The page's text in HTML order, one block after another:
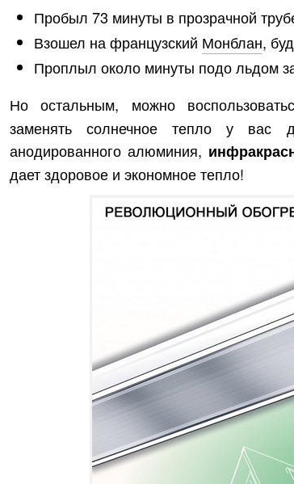
Пробыл 73 минуты в прозрачной
Взошел на французский Монблан,
Проплыл около минуты подо льдом
Но остальным, можно
заменять солнечное тепло у вас
анодированного алюминия,
дает здоровое и экономное тепло!
Киев
Область